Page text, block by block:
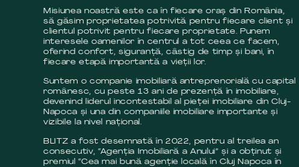
Misiunea noastră este ca în fiecare oraș din România,
să găsim proprietatea potrivită pentru fiecare client și
clientul potrivit pentru fiecare proprietate. Punem
interesele oamenilor în centrul a tot ceea ce facem,
oferind confort, siguranță, câstig de timp și bani, în
fiecare etapă importantă a vieții lor.
Suntem o companie imobiliară antreprenorială cu capital
românesc, cu peste 13 ani de prezență în imobiliare,
devenind liderul incontestabil al pieței imobiliare din Cluj-
Napoca și una din companiile imobiliare importante și
vizibile la nivel național.
BLITZ a fost desemnată în 2022, pentru al treilea an
consecutiv, “Agenția Imobiliară a Anului” și a obținut și
premiul “Cea mai bună agenție locală în Cluj Napoca în